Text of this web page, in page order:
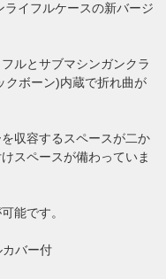
イフルケースの新バージ
ルとサブマシンガンクラ
クボーン)内蔵で折れ曲が
収容するスペースが二か
スペースが備わっていま
能です。
バー付